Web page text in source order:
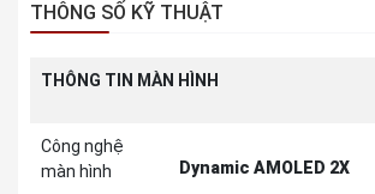
THÔNG SỐ KỸ THUẬT
THÔNG TIN MÀN HÌNH
Công nghệ
màn hình
Dynamic AMOLED 2X